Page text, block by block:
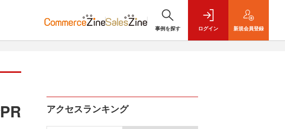
事例を探す ログイン 新規会員登録
アクセスランキング